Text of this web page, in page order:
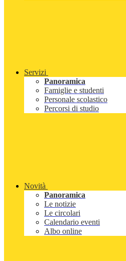
Servizi
Panoramica
Famiglie e studenti
Personale scolastico
Percorsi di studio
Novità
Panoramica
Le notizie
Le circolari
Calendario eventi
Albo online